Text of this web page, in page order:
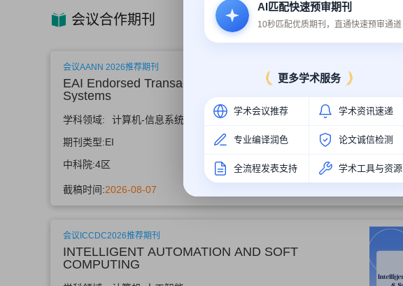
AI匹配快速预审期刊
10秒匹配优质期刊，直通快速预审通道
更多学术服务
学术会议推荐 学术资讯速递
专业编译润色 论文诚信检测
全流程发表支持 学术工具与资源
会议合作期刊
会议AANN 2026推荐期刊
EAI Endorsed Transactions on Scalable Information
Systems
学科领域:
计算机-信息系统, 网络系统
期刊类型:EI 数据库:EI,ESCI
中科院:4区 影响因子: 1.3
截稿时间:2026-08-07
会议ICCDC2026推荐期刊
INTELLIGENT AUTOMATION AND SOFT
COMPUTING